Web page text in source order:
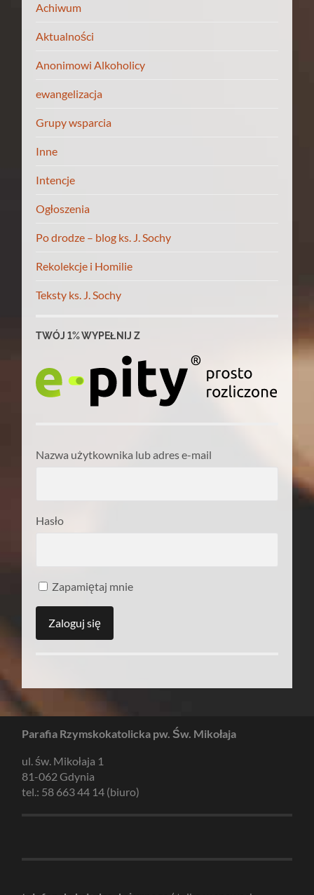
Achiwum
Aktualności
Anonimowi Alkoholicy
ewangelizacja
Grupy wsparcia
Inne
Intencje
Ogłoszenia
Po drodze – blog ks. J. Sochy
Rekolekcje i Homilie
Teksty ks. J. Sochy
TWÓJ 1% WYPEŁNIJ Z
Nazwa użytkownika lub adres e-mail
Hasło
Zapamiętaj mnie
Parafia Rzymskokatolicka pw. Św. Mikołaja
ul. św. Mikołaja 1
81-062 Gdynia
tel.: 58 663 44 14 (biuro)